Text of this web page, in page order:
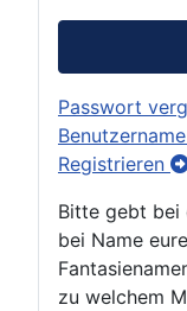
Passwort
Registrieren
Bitte gebt bei
bei Name
zu welchem